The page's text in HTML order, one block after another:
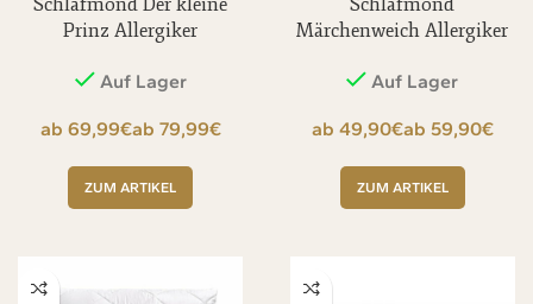
Schlafmond Der kleine
Prinz Allergiker
Auf Lager
€ €
ZUM ARTIKEL
Schlafmond
Märchenweich Allergiker
Auf Lager
€ €
ZUM ARTIKEL